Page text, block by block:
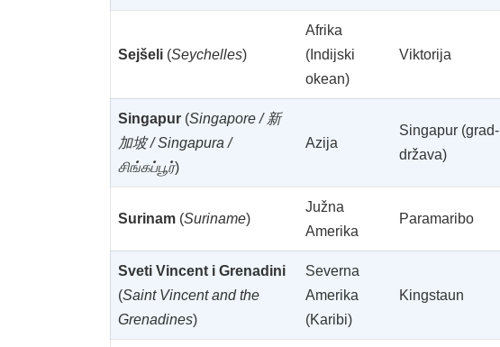
Sejšeli (Seychelles)
Afrika
(Indijski
okean)
Viktorija
Singapur (Singapore / 新
加坡 / Singapura /
சிங்கப்பூர்)
Azija
Singapur (grad-
država)
Surinam (Suriname)
Južna
Amerika
Paramaribo
Sveti Vincent i Grenadini
(Saint Vincent and the
Grenadines)
Severna
Amerika
(Karibi)
Kingstaun